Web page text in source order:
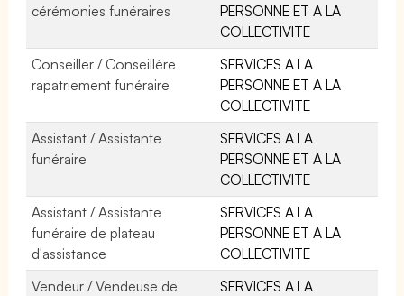
cérémonies funéraires
PERSONNE ET A LA
COLLECTIVITE
Conseiller / Conseillère
rapatriement funéraire
SERVICES A LA
PERSONNE ET A LA
COLLECTIVITE
Assistant / Assistante
funéraire
SERVICES A LA
PERSONNE ET A LA
COLLECTIVITE
Assistant / Assistante
funéraire de plateau
d'assistance
SERVICES A LA
PERSONNE ET A LA
COLLECTIVITE
Vendeur / Vendeuse de
SERVICES A LA